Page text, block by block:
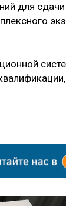
для сдачи